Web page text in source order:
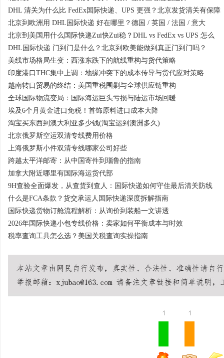
DHL 清关为什么比 FedEx国际快递、UPS 更强？北京发货清关有保障
北京到欧洲用 DHL国际快递 好在哪里？德国 / 英国 / 法国 / 意大
北京到美国用什么国际快递Zui快Zui稳？DHL vs FedEx vs UPS 怎么
DHL国际快递 门到门是什么？北京到欧美能做到真正门到门吗？
美线市场格局生变：西涨东跌下的航线重构与货代策略
印度港口THC集中上调：地缘冲突下的成本传导与货代应对策略
越南转口贸易的终结：美国重税围剿与全球供应链重构
全球国际物流变局：国际海运巨头亏损与陆运市场回暖
埃及6个月黄金进口免税！首饰原料进口成本大降
淘宝买东西到澳大利亚多少钱(淘宝运到澳洲多久)
北京俄罗斯空运双清专线费用价格
上海俄罗斯小件双清专线哪家公司好些
跨越太平洋邮寄：从中国寄件到瑙鲁的指南
加拿大附近哪里有国际海运货代部
9H查验全面爆发，从查货到查人：国际快递如何守住最后清关防线
什么是FCA条款？货交承运人国际快递深度拆解指南
国际快递货物订舱流程解析：从询价到装船一文讲透
2026年国际快递小包专线价格：卖家如何平衡成本与时效
税率查询工具怎么选？美国关税查询实操指南
1 1